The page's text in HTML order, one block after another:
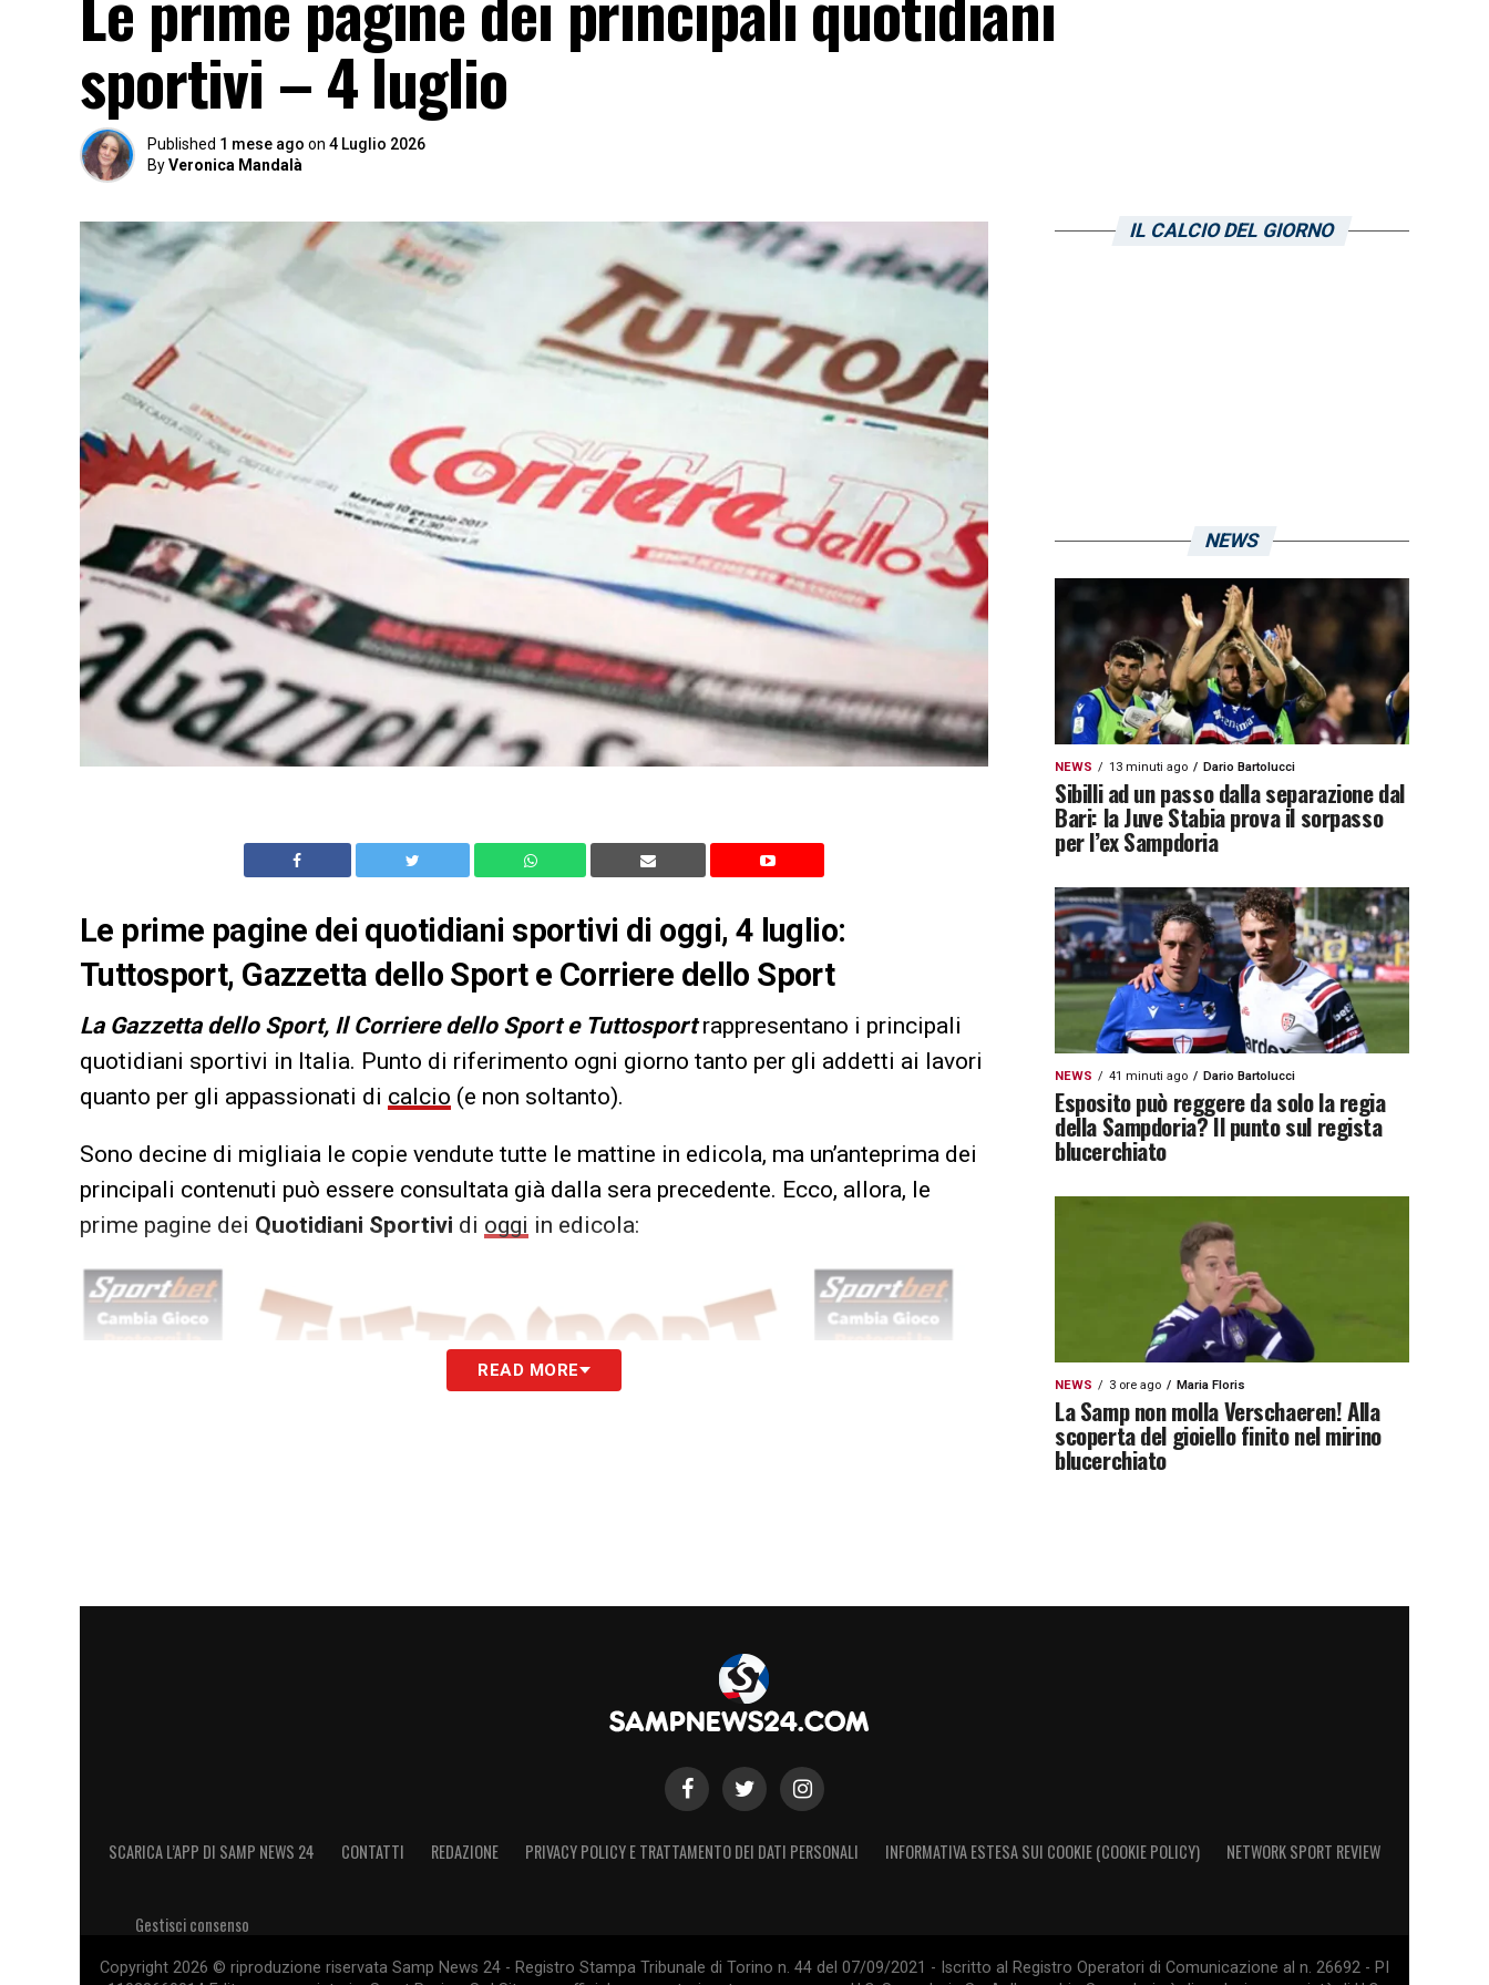
sportivi – 4 luglio
Published 1 mese ago on 4 Luglio 2026
ByVeronica Mandalà
Le prime pagine dei quotidiani sportivi di oggi, 4 luglio:
Tuttosport, Gazzetta dello Sport e Corriere dello Sport
La Gazzetta dello Sport, Il Corriere dello Sport e Tuttosportrappresentano i principali
quotidiani sportivi in Italia. Punto di riferimento ogni giorno tanto per gli addetti ai lavori
quanto per gli appassionati di calcio (e non soltanto).
Sono decine di migliaia le copie vendute tutte le mattine in edicola, ma un’anteprima dei
principali contenuti può essere consultata già dalla sera precedente. Ecco, allora, le
prime pagine dei Quotidiani Sportivi di oggi in edicola:
READ MORE
IL CALCIO DEL GIORNO
NEWS
NEWS 13 minuti ago Dario Bartolucci
Sibilli ad un passo dalla separazione dal
Bari: la Juve Stabia prova il sorpasso
per l’ex Sampdoria
NEWS 41 minuti ago Dario Bartolucci
Esposito può reggere da solo la regia
della Sampdoria? Il punto sul regista
blucerchiato
NEWS 3 ore ago Maria Floris
La Samp non molla Verschaeren! Alla
scoperta del gioiello finito nel mirino
blucerchiato
SCARICA L’APP DI SAMP NEWS 24 CONTATTI REDAZIONE PRIVACY POLICY E TRATTAMENTO DEI DATI PERSONALI INFORMATIVA ESTESA SUI COOKIE (COOKIE POLICY) NETWORK SPORT REVIEW
Gestisci consenso
Copyright 2026 © riproduzione riservata Samp News 24 - Registro Stampa Tribunale di Torino n. 44 del 07/09/2021 - Iscritto al Registro Operatori di Comunicazione al n. 26692 - PI